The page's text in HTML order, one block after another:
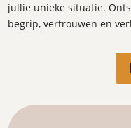
jullie unieke situatie.
begrip, vertrouwen en